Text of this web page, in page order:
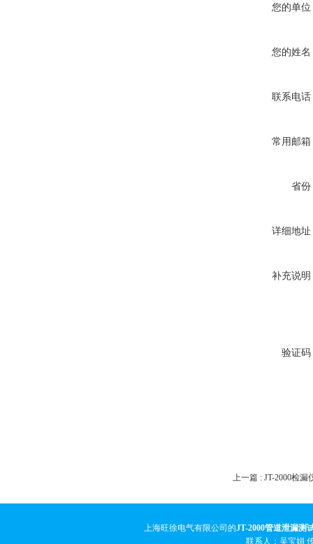
您的单位
您的姓名
联系电话
常用邮箱
省份
详细地址
补充说明
验证码
上一篇 : JT-2000检漏
上海旺徐电气有限公司的JT-2000管道泄漏测
联系人：吴宝娟